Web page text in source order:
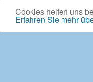
Cookies helfen uns
Erfahren Sie mehr